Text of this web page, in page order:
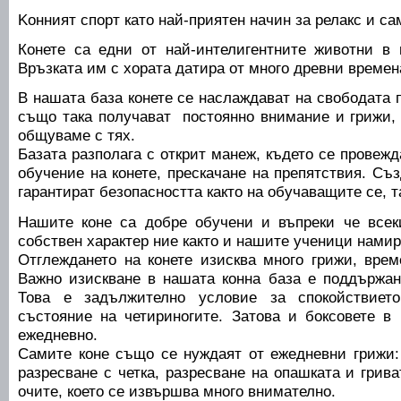
Kонният спорт като най-приятен начин за релакс и
Конете са едни от най-интелигентните животни в
Връзката им с хората датира от много древни
В нашата база конете се наслаждават на свободата
също така получават постоянно внимание и
общуваме с тях.
Базата разполага с открит манеж, където се
обучение на конете, прескачане на препятствия.
гарантират безопасността както на обучаващите се,
Нашите коне са добре обучени и въпреки че
собствен характер ние както и нашите ученици
Отглеждането на конете изисква много грижи,
Важно изискване в нашата конна база е
Това е задължително условие за
състояние на четириногите. Затова и боксовете
ежедневно.
Самите коне също се нуждаят от ежедневни грижи:
разресване с четка, разресване на опашката и
очите, което се извършва много внимателно.